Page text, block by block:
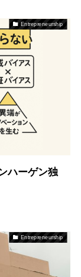
Entrepreneurship
ハーゲン独
Entrepreneurship